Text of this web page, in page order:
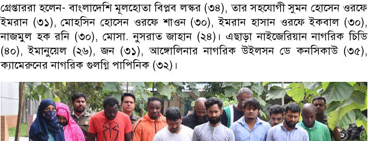
গ্রেপ্তাররা হলেন- বাংলাদেশি মূলহোতা বিপ্লব লস্কর (৩৪), তার সহযোগী সুমন হোসেন ওরফে
ইমরান (৩১), মোহসিন হোসেন ওরফে শাওন (৩০), ইমরান হাসান ওরফে ইকবাল (৩০),
নাজমুল হক রনি (৩০), মোসা. নুসরাত জাহান (২৪)। এছাড়া নাইজেরিয়ান নাগরিক চিডি
(৪০), ইমানুয়েল (২৬), জন (৩১), আঙ্গোলিনার নাগরিক উইলসন ডে কনসিকাউ (৩৫),
ক্যামেরুনের নাগরিক গুলগ্নি পাপিনিক (৩২)।